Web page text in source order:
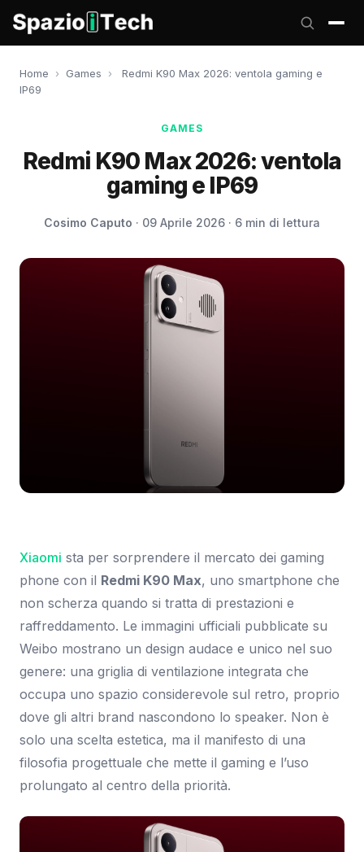
Home › Games ›
Redmi K90 Max 2026: ventola gaming e
IP69
GAMES
Redmi K90 Max 2026: ventola
gaming e IP69
Cosimo Caputo · 09 Aprile 2026 · 6 min di lettura
Xiaomi sta per sorprendere il mercato dei gaming
phone con il Redmi K90 Max, uno smartphone che
non scherza quando si tratta di prestazioni e
raffreddamento. Le immagini ufficiali pubblicate su
Weibo mostrano un design audace e unico nel suo
genere: una griglia di ventilazione integrata che
occupa uno spazio considerevole sul retro, proprio
dove gli altri brand nascondono lo speaker. Non è
solo una scelta estetica, ma il manifesto di una
filosofia progettuale che mette il gaming e l’uso
prolungato al centro della priorità.